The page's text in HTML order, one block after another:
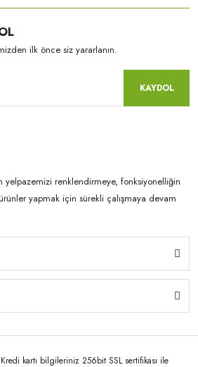
ilk önce siz yararlanın.
KAYDOL
yelpazemizi renklendirmeye, fonksiyonelliğin
yapmak için sürekli çalışmaya devam
kartı bilgileriniz 256bit SSL sertifikası ile